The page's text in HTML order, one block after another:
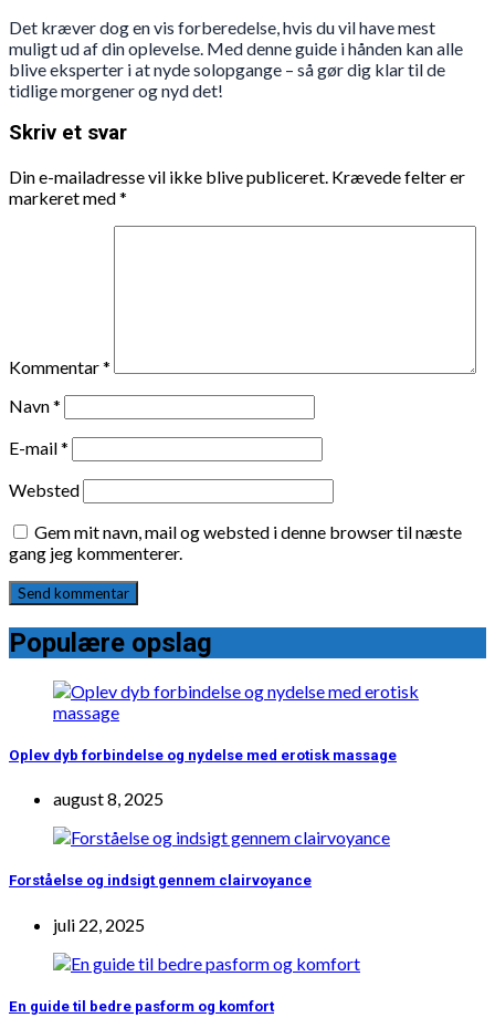
Det kræver dog en vis forberedelse, hvis du vil have mest
muligt ud af din oplevelse. Med denne guide i hånden kan alle
blive eksperter i at nyde solopgange – så gør dig klar til de
tidlige morgener og nyd det!
Skriv et svar
Din e-mailadresse vil ikke blive publiceret. Krævede felter er
markeret med*
Kommentar*
Navn*
E-mail*
Websted
Gem mit navn, mail og websted i denne browser til næste
gang jeg kommenterer.
Populære opslag
Oplev dyb forbindelse og nydelse med erotisk massage
august 8, 2025
Forståelse og indsigt gennem clairvoyance
juli 22, 2025
En guide til bedre pasform og komfort